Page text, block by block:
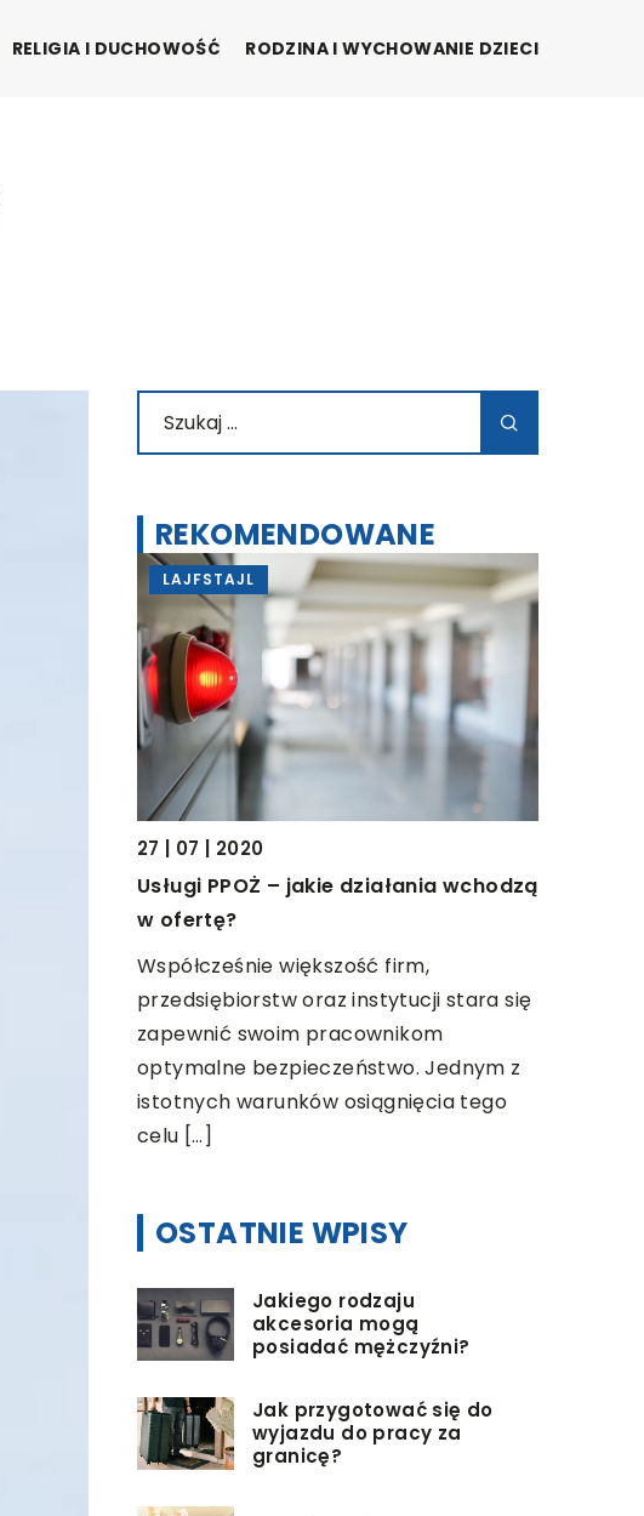
RELIGIA I DUCHOWOŚĆ RODZINA I WYCHOWANIE DZIECI
REKOMENDOWANE
Usługi PPOŻ – jakie działania wchodzą
Współcześnie większość firm,
przedsiębiorstw oraz instytucji stara się
zapewnić swoim pracownikom
optymalne bezpieczeństwo. Jednym z
istotnych warunków osiągnięcia tego
MOTO & TECH
Czym wyróżnia się
zyskała miano najlepszej
nie przez przypadek. Od
wydania jej […]
OSTATNIE WPISY
Jakiego rodzaju
akcesoria mogą
posiadać mężczyźni?
Jak przygotować się do
wyjazdu do pracy za
granicę?